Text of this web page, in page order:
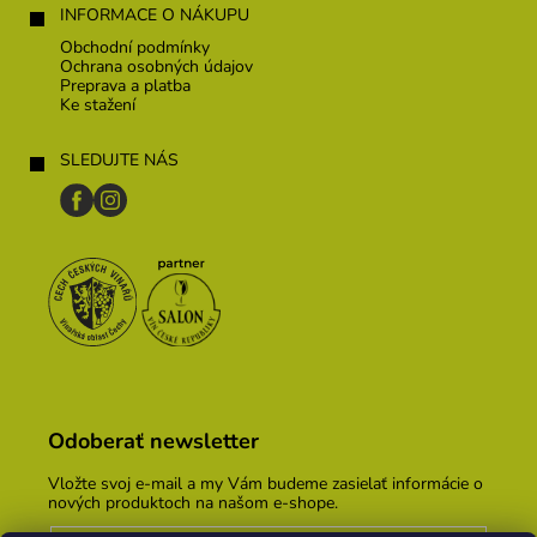
INFORMACE O NÁKUPU
Obchodní podmínky
Ochrana osobných údajov
Preprava a platba
Ke stažení
SLEDUJTE NÁS
Odoberať newsletter
Vložte svoj e-mail a my Vám budeme zasielať informácie o
nových produktoch na našom e-shope.